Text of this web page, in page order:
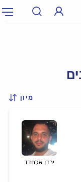
מיון
ירדן אלחדד